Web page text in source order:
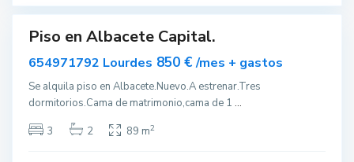
e
Piso en Albacete Capital.
654971792 Lourdes 850 €/mes + gastos
Se alquila piso en Albacete.Nuevo.A estrenar.Tres
dormitorios.Cama de matrimonio,cama de 1 ...
3
2 89 m2